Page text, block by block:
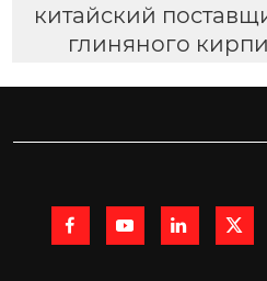
китайский
глиняного
   